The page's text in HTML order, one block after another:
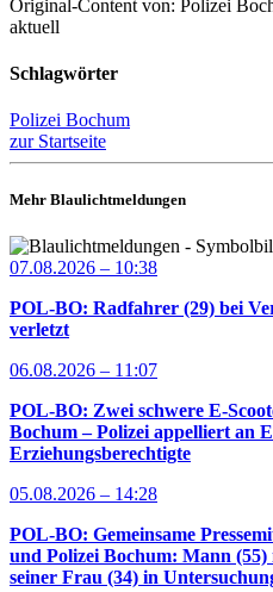
Original-Content von: Polizei
aktuell
Schlagwörter
Polizei Bochum
zur Startseite
Mehr Blaulichtmeldungen
07.08.2026 – 10:38
POL-BO: Radfahrer (29) bei
verletzt
06.08.2026 – 11:07
POL-BO: Zwei schwere E-
Bochum – Polizei appelliert an
Erziehungsberechtigte
05.08.2026 – 14:28
POL-BO: Gemeinsame
und Polizei Bochum: Mann
seiner Frau (34) in